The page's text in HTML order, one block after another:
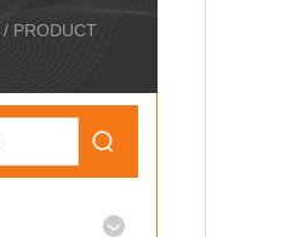
/ PRODUCT